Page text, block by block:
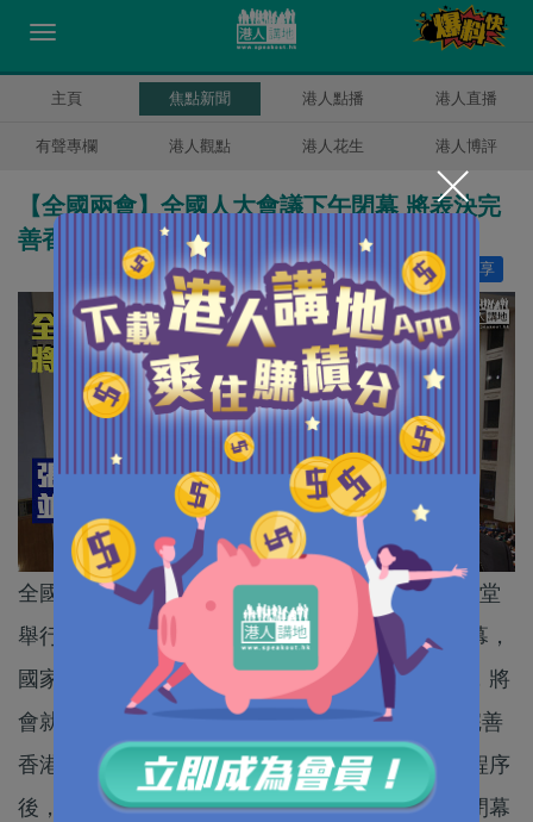
主頁 焦點新聞 港人點播 港人直播
有聲專欄 港人觀點 港人花生 港人博評
【全國兩會】全國人大會議下午閉幕 將表決完
善香港特區選舉制度草案
分享
讚好 8
全國人大會議將於今日下午3時，在北京人民大會堂
舉行閉幕會，屆時會由人大委員長栗戰書主持閉幕，
國家主席習近平等黨和國家領導人預料亦會出席，將
會就10項草案逐一表決，包括排在第5項《關於完善
香港特區選舉制度的決定草案》。完成所有表決程序
後，栗戰書將會發表講話。據新華社報道，大會閉幕